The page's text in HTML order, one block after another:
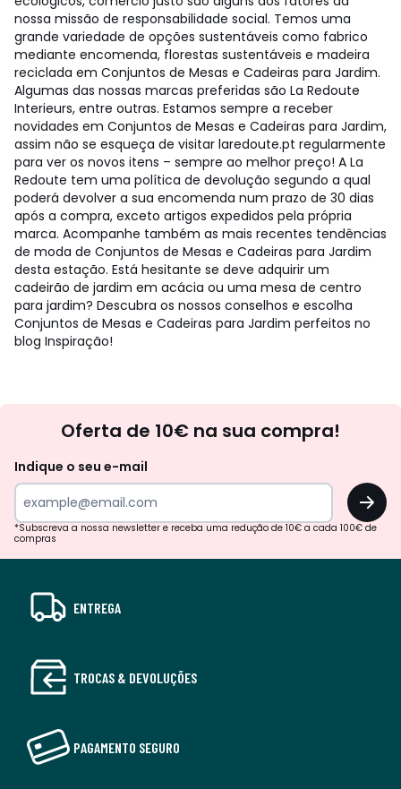
nossa missão de responsabilidade social. Temos uma
grande variedade de opções sustentáveis como fabrico
mediante encomenda, florestas sustentáveis e madeira
reciclada em Conjuntos de Mesas e Cadeiras para Jardim.
Algumas das nossas marcas preferidas são La Redoute
Interieurs, entre outras. Estamos sempre a receber
novidades em Conjuntos de Mesas e Cadeiras para Jardim,
assim não se esqueça de visitar laredoute.pt regularmente
para ver os novos itens – sempre ao melhor preço! A La
Redoute tem uma política de devolução segundo a qual
poderá devolver a sua encomenda num prazo de 30 dias
após a compra, exceto artigos expedidos pela própria
marca. Acompanhe também as mais recentes tendências
de moda de Conjuntos de Mesas e Cadeiras para Jardim
desta estação. Está hesitante se deve adquirir um
cadeirão de jardim em acácia ou uma mesa de centro
para jardim? Descubra os nossos conselhos e escolha
Conjuntos de Mesas e Cadeiras para Jardim perfeitos no
blog Inspiração!
Oferta de 10€ na sua compra!
Indique o seu e-mail
OK
*Subscreva a nossa newsletter e receba uma redução de 10€ a cada 100€ de
compras
ENTREGA
TROCAS & DEVOLUÇÕES
PAGAMENTO SEGURO